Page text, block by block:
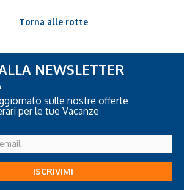
Torna alle rotte
NEWSLETTER
sulle nostre offerte
per le tue Vacanze
ISCRIVIMI